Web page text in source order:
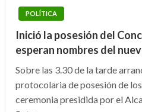
POLÍTICA
Inició la posesión del
esperan nombres del
Sobre las 3.30 de la tarde
protocolaria de posesión de
ceremonia presidida por el